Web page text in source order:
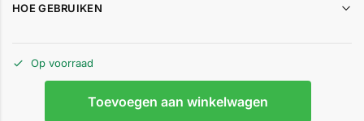
HOE GEBRUIKEN
Op voorraad
Toevoegen aan winkelwagen